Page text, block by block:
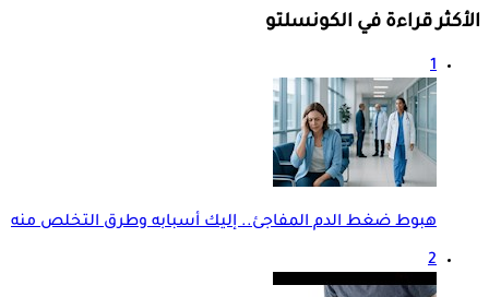
الأكثر قراءة في الكونسلتو
1
هبوط ضغط الدم المفاجئ.. إليك أسبابه وطرق التخلص منه
2